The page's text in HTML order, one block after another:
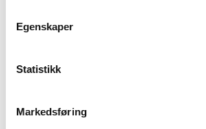
Egenskaper
Statistikk
Markedsføring
Jabra